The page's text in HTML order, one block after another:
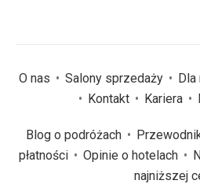
O nas Salony sprzedaży Dla
Kontakt
Kariera
Blog o podróżach
płatności
Opinie o hotelach
najniższej